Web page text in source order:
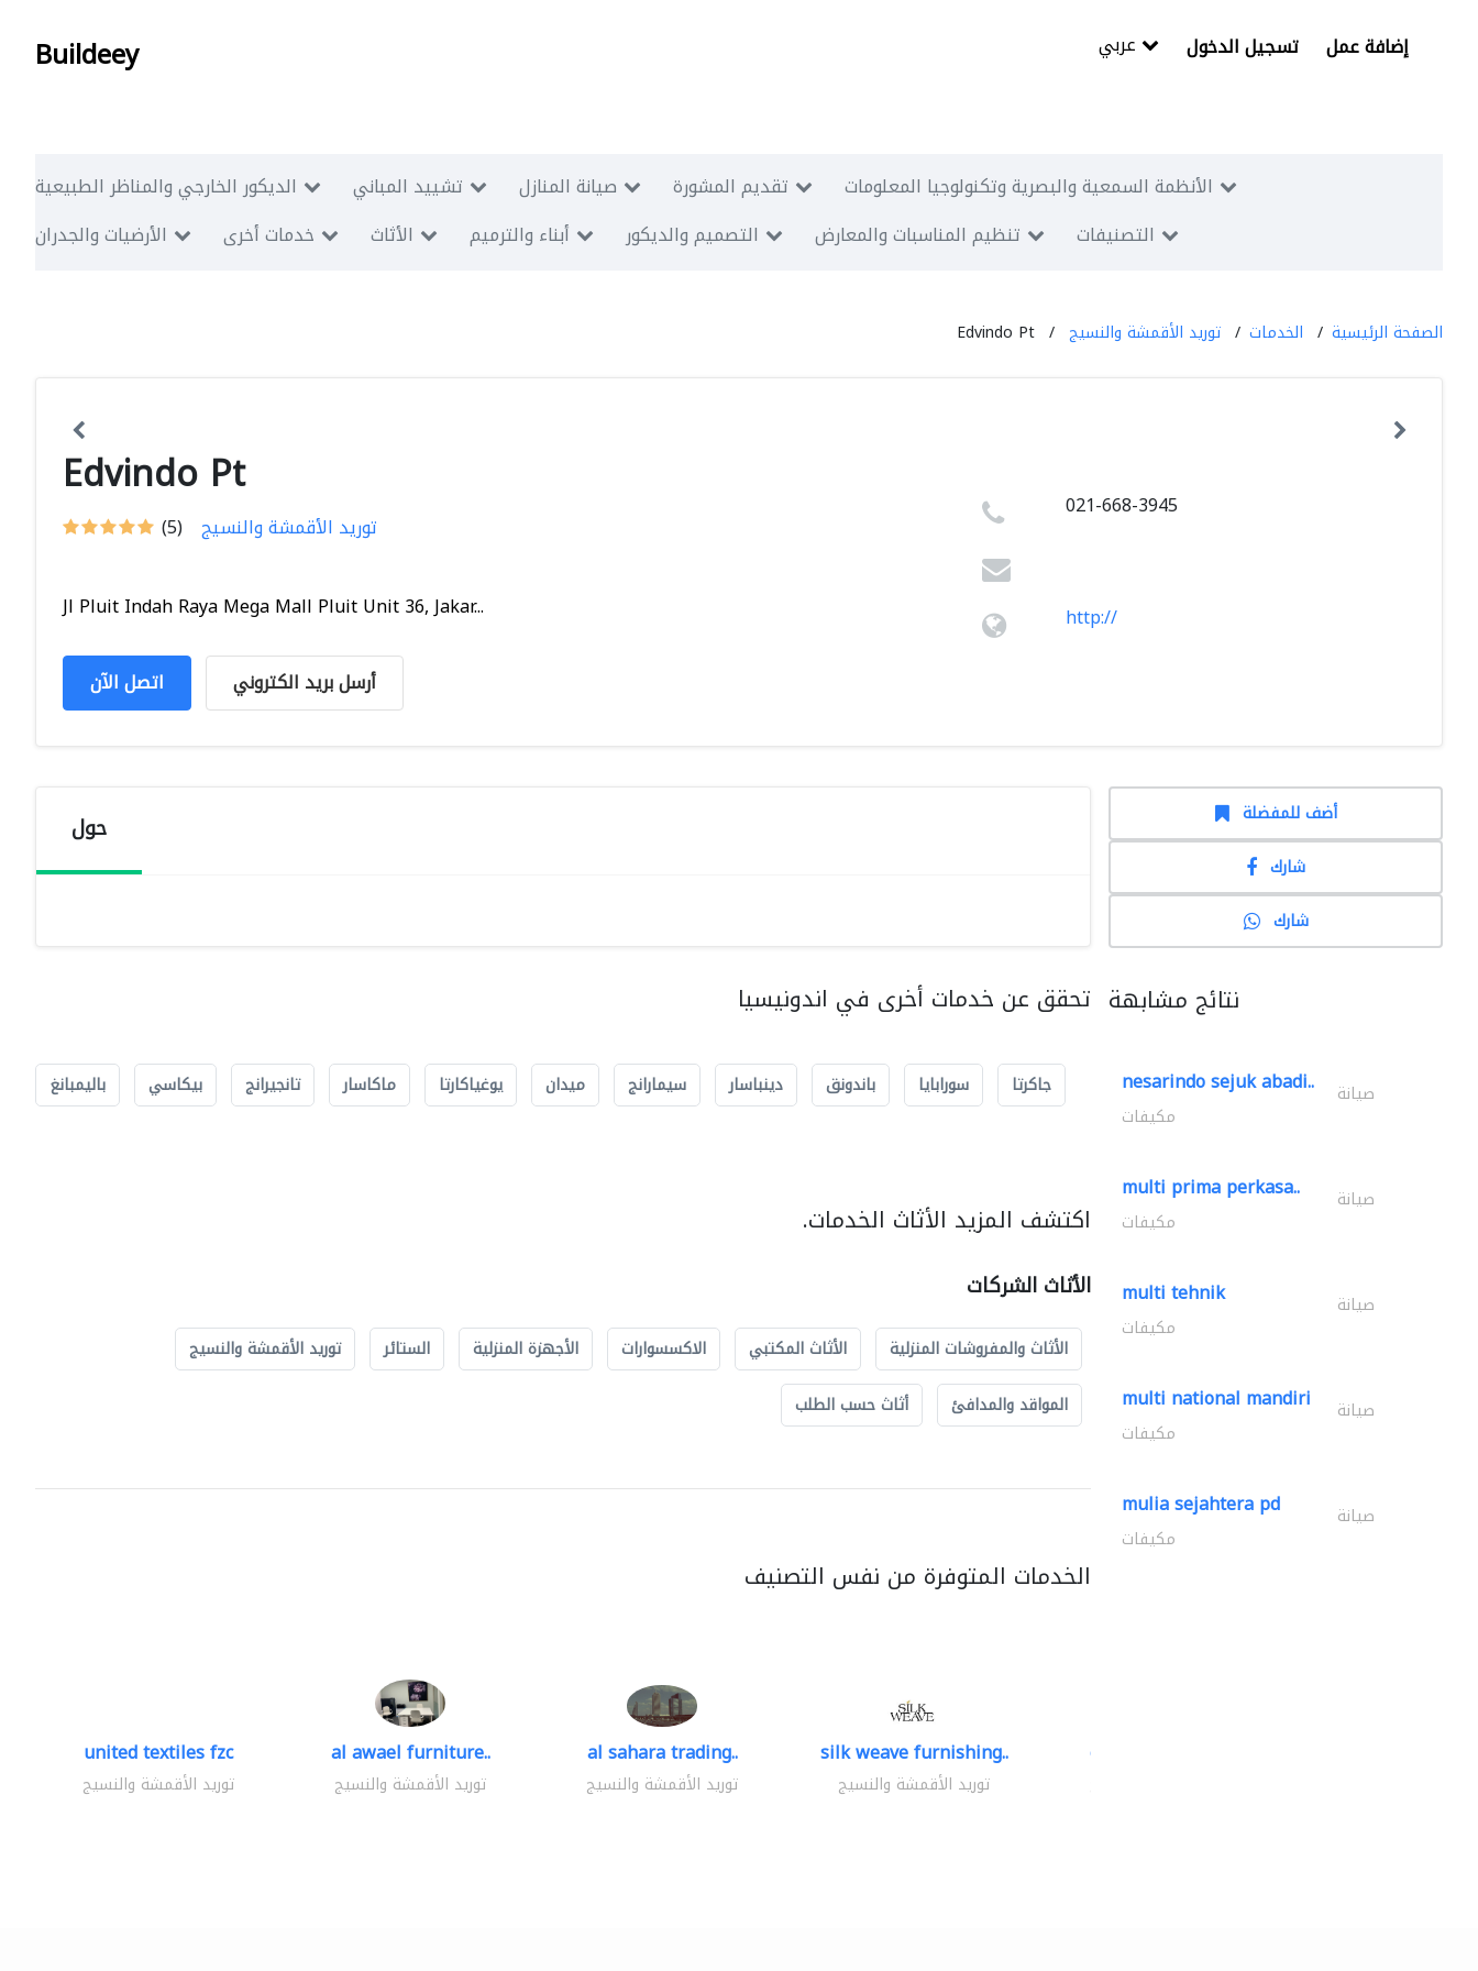
Buildeey تسجيل الدخول إضافة عمل
الديكور الخارجي والمناظر الطبيعية تشييد المباني صيانة المنازل تقديم المشورة
الأنظمة السمعية والبصرية وتكنولوجيا المعلومات
الأرضيات والجدران
خدمات أخرى الأثاث أبناء والترميم التصميم والديكور تنظيم المناسبات والمعارض التصنيفات
الصفحة الرئيسية الخدمات توريد الأقمشة والنسيج Edvindo Pt
Edvindo Pt
(5) توريد الأقمشة والنسيج
Jl Pluit Indah Raya Mega Mall Pluit Unit 36, Jakar...
اتصل الآن أرسل بريد الكتروني
021-668-3945
http://
حول
تحقق عن خدمات أخرى في اندونيسيا
جاكرتا سورابايا باندونق دينباسار سيمارانج ميدان يوغياكارتا ماكاسار تانجيرانج بيكاسي باليمبانغ
اكتشف المزيد الأثاث الخدمات.
الأثاث الشركات
الأثاث والمفروشات المنزلية الأثاث المكتبي الاكسسوارات الأجهزة المنزلية الستائر
توريد الأقمشة والنسيج
المواقد والمدافئ
أثاث حسب الطلب
الخدمات المتوفرة من نفس التصنيف
united textiles fzc
توريد الأقمشة والنسيج
al awael furniture..
توريد الأقمشة والنسيج
al sahara trading..
توريد الأقمشة والنسيج
silk weave furnishing..
توريد الأقمشة والنسيج
chrysels decore llc
أضف للمفضلة
شارك
شارك
نتائج مشابهة
nesarindo sejuk abadi.. صيانة
مكيفات
multi prima perkasa.. صيانة
مكيفات
multi tehnik صيانة
مكيفات
multi national mandiri صيانة
مكيفات
mulia sejahtera pd صيانة
مكيفات